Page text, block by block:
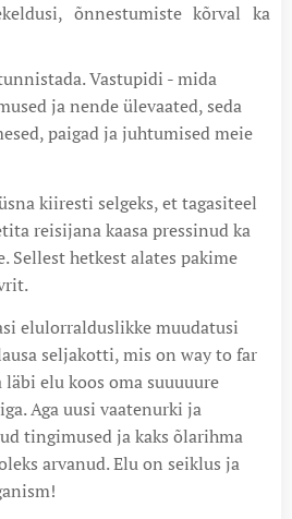
õnnestumiste kõrval ka
Vastupidi - mida
ja nende ülevaated, seda
paigad ja juhtumised meie
kiiresti selgeks, et tagasiteel
reisijana kaasa pressinud ka
Sellest hetkest alates pakime
elulorralduslikke muudatusi
seljakotti, mis on way to far
elu koos oma suuuuure
Aga uusi vaatenurki ja
tingimused ja kaks õlarihma
arvanud. Elu on seiklus ja